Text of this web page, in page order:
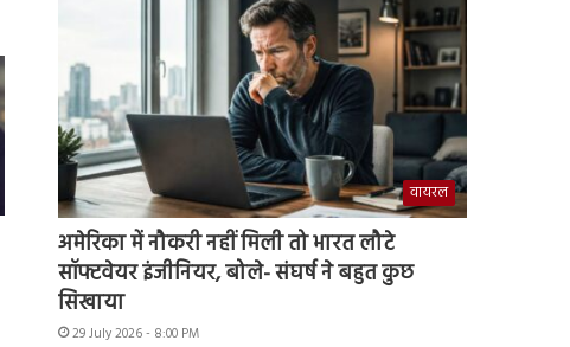
वायरल
अमेरिका में नौकरी नहीं मिली तो भारत लौटे
सॉफ्टवेयर इंजीनियर, बोले- संघर्ष ने बहुत कुछ
सिखाया
29 July 2026 - 8:00 PM